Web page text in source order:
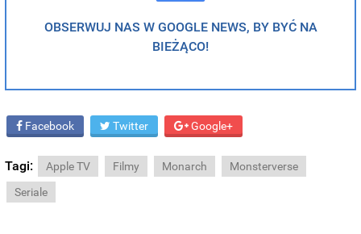
OBSERWUJ NAS W GOOGLE NEWS, BY BYĆ NA
BIEŻĄCO!
Facebook Twitter Google+
Tagi: Apple TV Filmy Monarch
Monsterverse
Seriale